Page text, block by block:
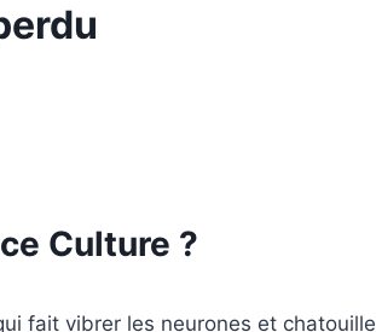
Culture ?
fait vibrer les neurones et